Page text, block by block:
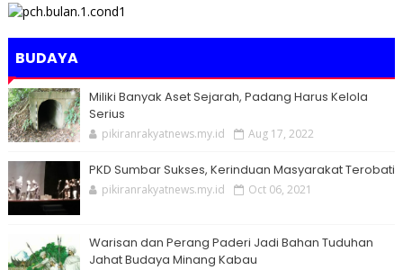
BUDAYA
Miliki Banyak Aset Sejarah, Padang Harus Kelola
Serius
pikiranrakyatnews.my.id Aug 17, 2022
PKD Sumbar Sukses, Kerinduan Masyarakat Terobati
pikiranrakyatnews.my.id Oct 06, 2021
Warisan dan Perang Paderi Jadi Bahan Tuduhan
Jahat Budaya Minang Kabau